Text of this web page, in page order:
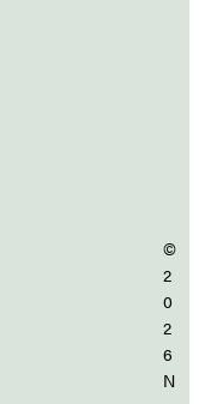
©
2
0
2
6
N